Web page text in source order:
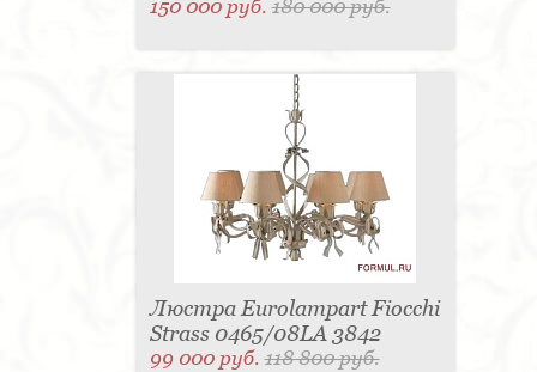
150 000 руб.180 000 руб.
Люстра Eurolampart Fiocchi
Strass 0465/08LA 3842
99 000 руб.118 800 руб.